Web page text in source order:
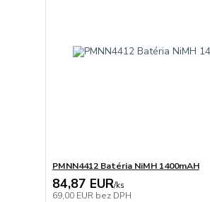
PMNN4412 Batéria NiMH 1400mAH
84,87 EUR/ks
69,00 EUR bez DPH